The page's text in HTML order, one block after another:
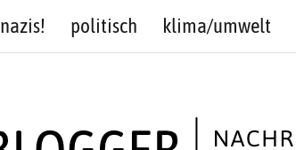
politisch klima/umwelt